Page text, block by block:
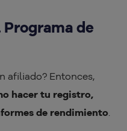
de
afiliado? Entonces,
hacer tu registro,
de rendimiento.